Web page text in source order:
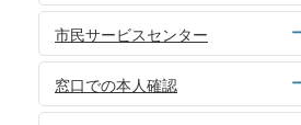
市民サービスセンター
窓口での本人確認